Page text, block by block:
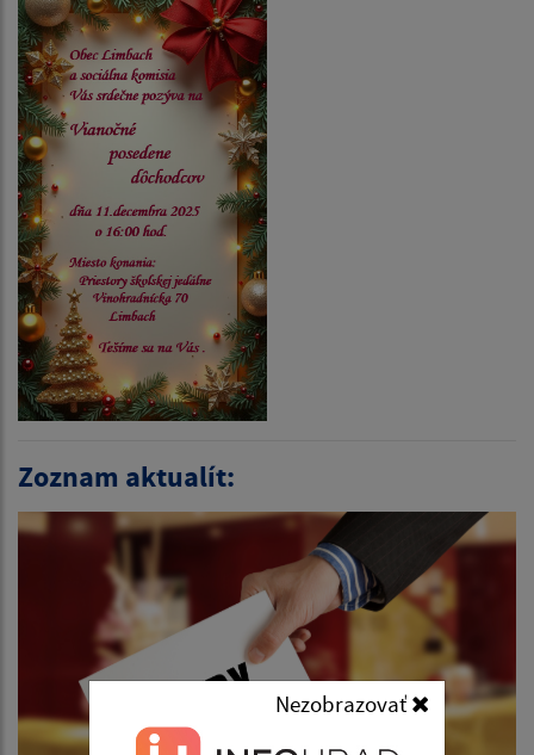
Zoznam aktualít:
Nezobrazovať